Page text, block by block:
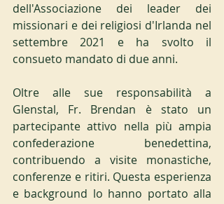
dell'Associazione dei leader dei
missionari e dei religiosi d'Irlanda nel
settembre 2021 e ha svolto il
consueto mandato di due anni.
Oltre alle sue responsabilità a
Glenstal, Fr. Brendan è stato un
partecipante attivo nella più ampia
confederazione benedettina,
contribuendo a visite monastiche,
conferenze e ritiri. Questa esperienza
e background lo hanno portato alla